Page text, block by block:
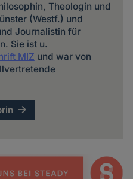
Theologin und
(Westf.) und
Journalistin für
Sie ist u.
MIZ und war von